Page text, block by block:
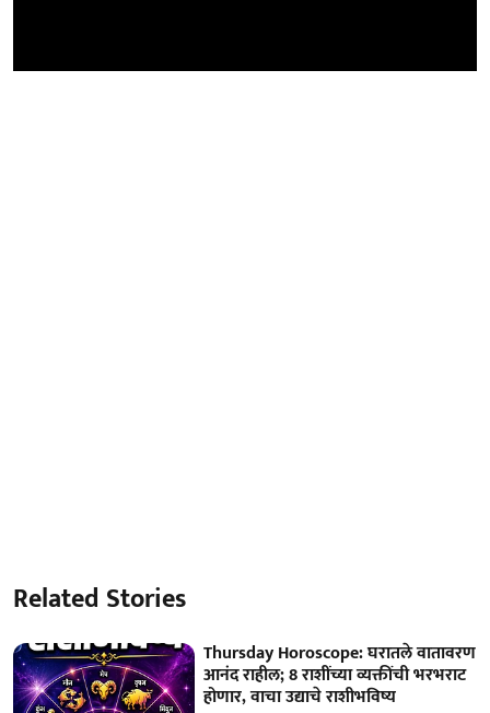
Related Stories
Thursday Horoscope: घरातले वातावरण
आनंद राहील; 8 राशींच्या व्यक्तींची भरभराट
होणार, वाचा उद्याचे राशीभविष्य